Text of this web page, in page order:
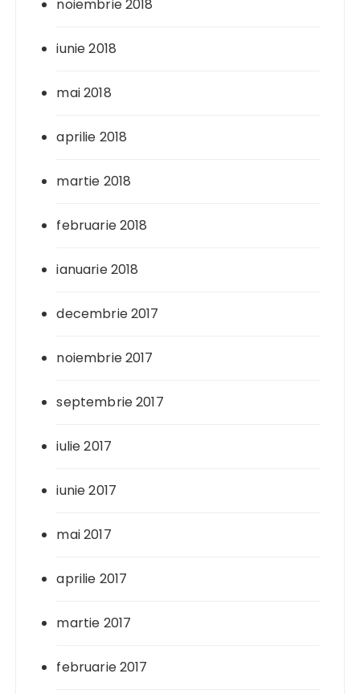
noiembrie 2018
iunie 2018
mai 2018
aprilie 2018
martie 2018
februarie 2018
ianuarie 2018
decembrie 2017
noiembrie 2017
septembrie 2017
iulie 2017
iunie 2017
mai 2017
aprilie 2017
martie 2017
februarie 2017